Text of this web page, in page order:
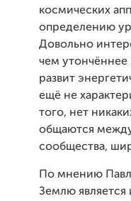
космических
определению
Довольно
чем
развит
ещё не
того, нет
общаются
сообщества,
По мнению
Землю является